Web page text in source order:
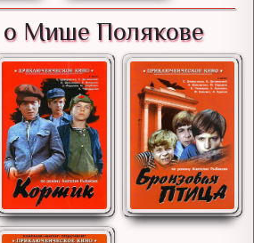
Мише Полякове